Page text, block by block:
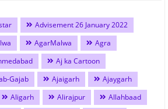
Advisement 26 January 2022
AgarMalwa
Agra
Aj ka Cartoon
Gajab Ajaigarh
Ajaygarh
Aligarh Alirajpur
Allahbaad